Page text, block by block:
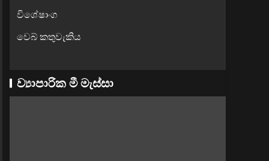
විශේෂාංග
වෙබ් කතුවැකිය
ව්‍යාපාරික මී මැස්සා